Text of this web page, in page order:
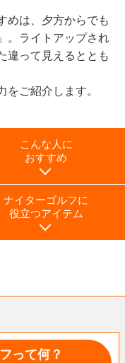
めは、夕方からでも
。ライトアップされ
違って見えるととも
ご紹介します。
こんな人に
おすすめ
ナイターゴルフに
役立つアイテム
って何？